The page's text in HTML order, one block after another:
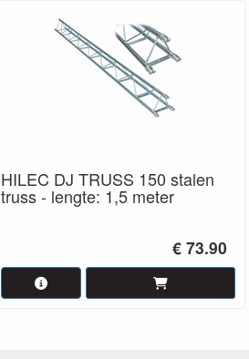
HILEC DJ TRUSS 150 stalen
truss - lengte: 1,5 meter
€ 73.90